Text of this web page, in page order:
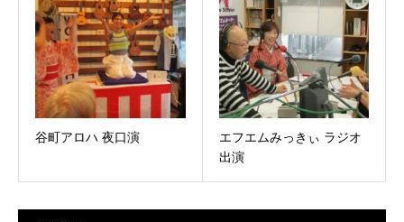
谷町アロハ 夜口演
エフエムみっきぃ ラジオ
出演